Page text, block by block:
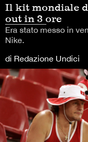
Il kit mondiale
out in 3 ore
Era stato messo in
Nike.
di Redazione Undici